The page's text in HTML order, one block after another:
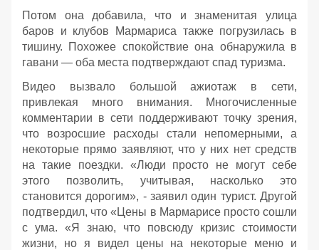
Потом она добавила, что и знаменитая улица
баров и клубов Мармариса также погрузилась в
тишину. Похожее спокойствие она обнаружила в
гавани — оба места подтверждают спад туризма.
Видео вызвало большой ажиотаж в сети,
привлекая много внимания. Многочисленные
комментарии в сети поддерживают точку зрения,
что возросшие расходы стали непомерными, а
некоторые прямо заявляют, что у них нет средств
на такие поездки. «Люди просто не могут себе
этого позволить, учитывая, насколько это
становится дорогим», - заявил один турист. Другой
подтвердил, что «Цены в Мармарисе просто сошли
с ума. «Я знаю, что повсюду кризис стоимости
жизни, но я видел цены на некоторые меню и